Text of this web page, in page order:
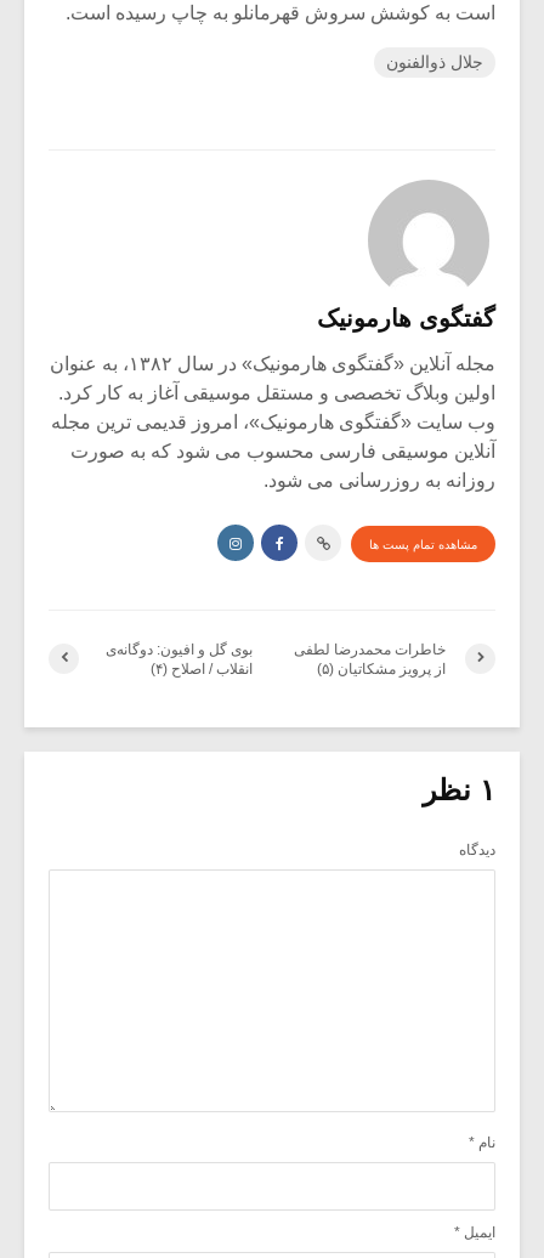
است به کوشش سروش قهرمانلو به چاپ رسیده است.
جلال ذوالفنون
گفتگوی هارمونیک
مجله آنلاین «گفتگوی هارمونیک» در سال ۱۳۸۲، به عنوان
اولین وبلاگ تخصصی و مستقل موسیقی آغاز به کار کرد.
وب سایت «گفتگوی هارمونیک»، امروز قدیمی ترین مجله
آنلاین موسیقی فارسی محسوب می شود که به صورت
روزانه به روزرسانی می شود.
مشاهده تمام پست ها
بوی گل و افیون: دوگانه‌ی
انقلاب / اصلاح (۴)
خاطرات محمدرضا لطفی
از پرویز مشکاتیان (۵)
۱ نظر
دیدگاه
نام *
ایمیل *